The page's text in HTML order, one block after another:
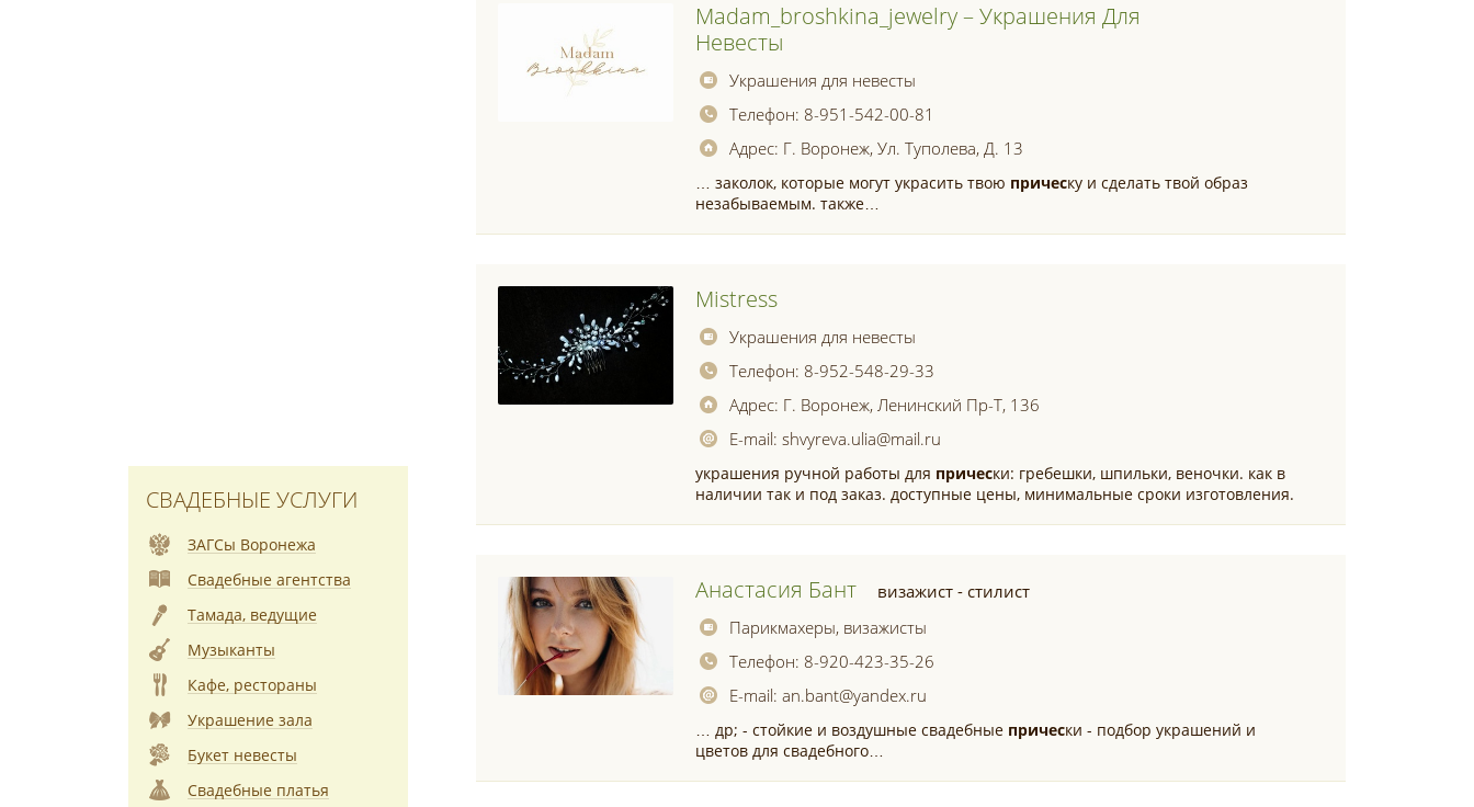
Madam_broshkina_jewelry – Украшения Для
Невесты
Украшения для невесты
Телефон: 8-951-542-00-81
Адрес: Г. Воронеж, Ул. Туполева, Д. 13
… заколок, которые могут украсить твою прическу и сделать твой образ
незабываемым. также…
Mistress
Украшения для невесты
Телефон: 8-952-548-29-33
Адрес: Г. Воронеж, Ленинский Пр-Т, 136
E-mail:shvyreva.ulia@mail.ru
украшения ручной работы для прически: гребешки, шпильки, веночки. как в
наличии так и под заказ. доступные цены, минимальные сроки изготовления.
Анастасия Бант
визажист - стилист
Парикмахеры, визажисты
Телефон: 8-920-423-35-26
E-mail:an.bant@yandex.ru
… др; - стойкие и воздушные свадебные прически - подбор украшений и
цветов для свадебного…
СВАДЕБНЫЕ УСЛУГИ
ЗАГСы Воронежа
Свадебные агентства
Тамада, ведущие
Музыканты
Кафе, рестораны
Украшение зала
Букет невесты
Свадебные платья